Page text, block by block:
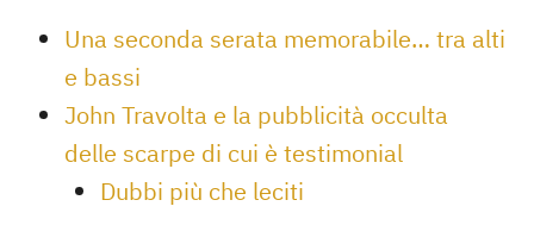
Una seconda serata memorabile… tra alti
e bassi
John Travolta e la pubblicità occulta
delle scarpe di cui è testimonial
Dubbi più che leciti